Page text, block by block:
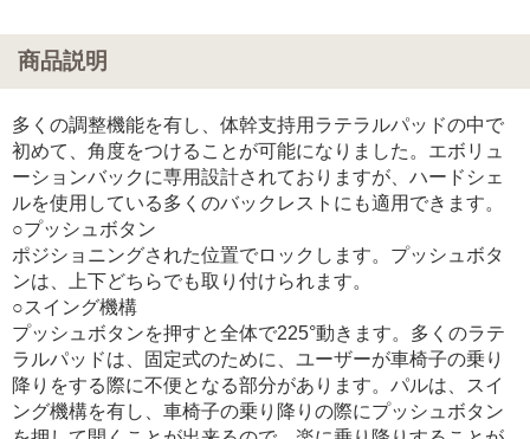
商品説明
多くの調整機能を有し、体幹支持用ラテラルパッドの中で
初めて、角度をつけることが可能になりました。エボリュ
ーションバックに専用設計されておりますが、ハードシェ
ルを使用している多くのバックレストにも適用できます。
○プッシュボタン
ポジショニングされた位置でロックします。プッシュボタ
ンは、上下どちらでも取り付けられます。
○スイング機構
プッシュボタンを押すと全体で225°動きます。多くのラテ
ラルパッドは、固定式のために、ユーザーが車椅子の乗り
降りをする際に不便となる部分があります。パルは、スイ
ング機構を有し、車椅子の乗り降りの際にプッシュボタン